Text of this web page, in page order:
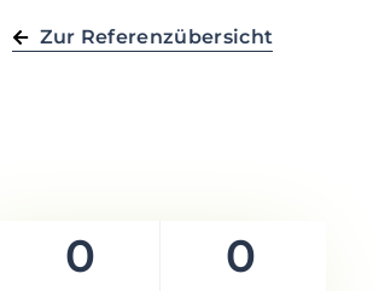
Zur Referenzübersicht
0 0